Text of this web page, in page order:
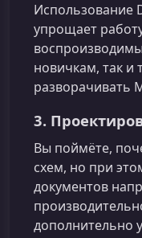
Использование
упрощает
новичкам, так и
разворачивать
3.
Вы поймёте,
схем, но при
документов
дополнительно